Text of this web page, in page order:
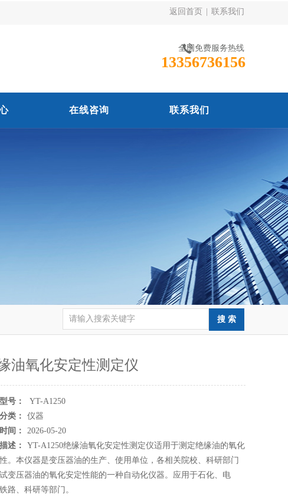
返回首页 联系我们
全国免费服务热线
13356736156
在线咨询 联系我们
油氧化安定性测定仪
号：
YT-A1250
类：
仪器
间：
2026-05-20
述：
YT-A1250绝缘油氧化安定性测定仪适用于测定绝缘油的氧化
。本仪器是变压器油的生产、使用单位，各相关院校、科研部门
变压器油的氧化安定性能的一种自动化仪器。应用于石化、电
路、科研等部门。